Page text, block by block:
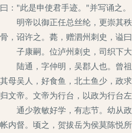
曰："此是申使君手迹。"并写诵之。
明帝以御正任总丝纶，更崇其秩
骨，诏许之。薨，赠泗州刺史，谥曰
子康嗣。位泸州刺史，司织下大
陆通，字仲明，吴郡人也。曾祖
其母吴人，好食鱼，北土鱼少，政
归文帝。文帝为行台，以政为行台
通少敦敏好学，有志节。幼从政
帐内督。顷之，贺拔岳为侯莫陈悦